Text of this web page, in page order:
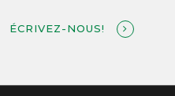
ÉCRIVEZ-NOUS!